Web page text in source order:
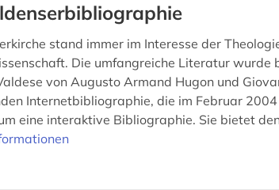
stand immer im Interesse der
Die umfangreiche Literatur wurde
von Augusto Armand Hugon und
Internetbibliographie, die im Februar
eine interaktive Bibliographie. Sie bietet